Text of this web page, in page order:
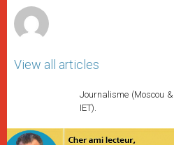
View all articles
Journalisme (Moscou &
IET).